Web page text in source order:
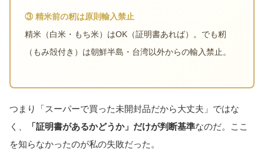
③ 精米前の籾は原則輸入禁止
精米（白米・もち米）はOK（証明書あれば）。でも籾
（もみ殻付き）は朝鮮半島・台湾以外からの輸入禁止。
つまり「スーパーで買った未開封品だから大丈夫」ではな
く、
「証明書があるかどうか」だけが判断基準なのだ。ここ
を知らなかったのが私の失敗だった。